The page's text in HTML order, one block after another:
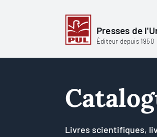
Presses de
Éditeur depuis 1950
Livres scientifiques,